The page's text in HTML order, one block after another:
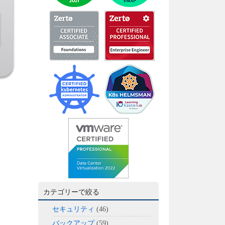
カテゴリーで絞る
セキュリティ (46)
バックアップ(59)